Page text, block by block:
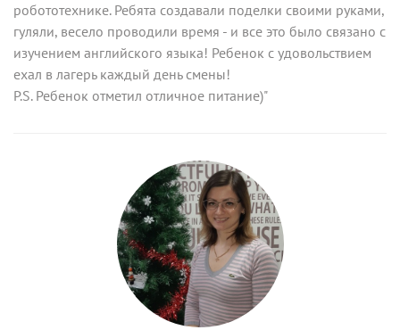
робототехнике. Ребята создавали поделки своими руками,
гуляли, весело проводили время - и все это было связано с
изучением английского языка! Ребенок с удовольствием
ехал в лагерь каждый день смены!
P.S. Ребенок отметил отличное питание)"